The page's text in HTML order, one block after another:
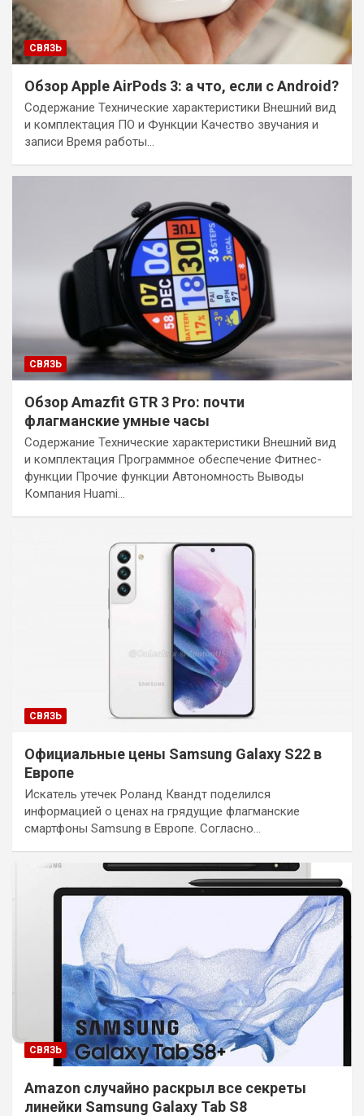
СВЯЗЬ
Обзор Apple AirPods 3: а что, если с Android?
Содержание Технические характеристики Внешний вид
и комплектация ПО и Функции Качество звучания и
записи Время работы…
СВЯЗЬ
Обзор Amazfit GTR 3 Pro: почти
флагманские умные часы
Содержание Технические характеристики Внешний вид
и комплектация Программное обеспечение Фитнес-
функции Прочие функции Автономность Выводы
Компания Huami…
СВЯЗЬ
Официальные цены Samsung Galaxy S22 в
Европе
Искатель утечек Роланд Квандт поделился
информацией о ценах на грядущие флагманские
смартфоны Samsung в Европе. Согласно…
СВЯЗЬ
Amazon случайно раскрыл все секреты
линейки Samsung Galaxy Tab S8